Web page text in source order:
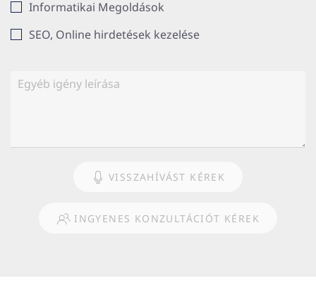
Informatikai Megoldások
SEO, Online hirdetések kezelése
VISSZAHÍVÁST KÉREK
INGYENES KONZULTÁCIÓT KÉREK